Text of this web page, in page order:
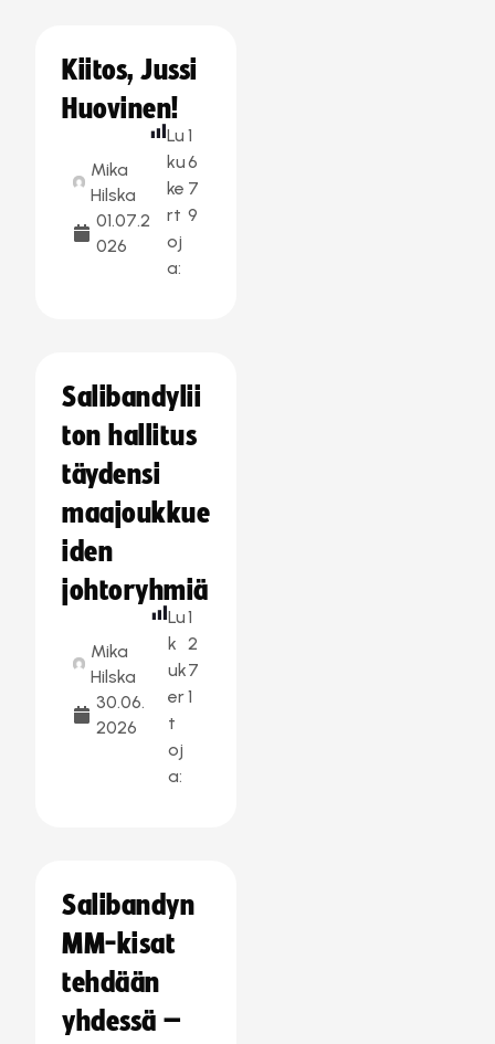
Kiitos, Jussi
Huovinen!
Mika
Hilska
01.07.2
026
Lu
ku
ke
rt
oj
a:
1
6
7
9
Salibandylii
ton hallitus
täydensi
maajoukkue
iden
johtoryhmiä
Mika
Hilska
30.06.
2026
Lu
k
uk
er
t
oj
a:
1
2
7
1
Salibandyn
MM-kisat
tehdään
yhdessä –